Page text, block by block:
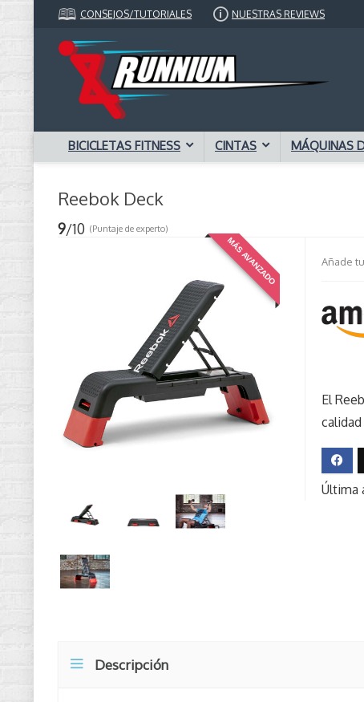
CONSEJOS/TUTORIALES NUESTRAS REVIEWS
BICICLETAS FITNESS CINTAS MÁQUINAS
Reebok Deck
9/10 (Puntaje de experto)
MÁS AVANZADO Añade
El
Última
Descripción